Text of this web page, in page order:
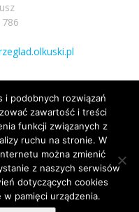
nami
Kariera Regulamin
i podobnych rozwiązań
zawartość i treści
funkcji związanych z
ruchu na stronie. W
można zmienić
z naszych serwisów
dotyczących cookies
pamięci urządzenia.